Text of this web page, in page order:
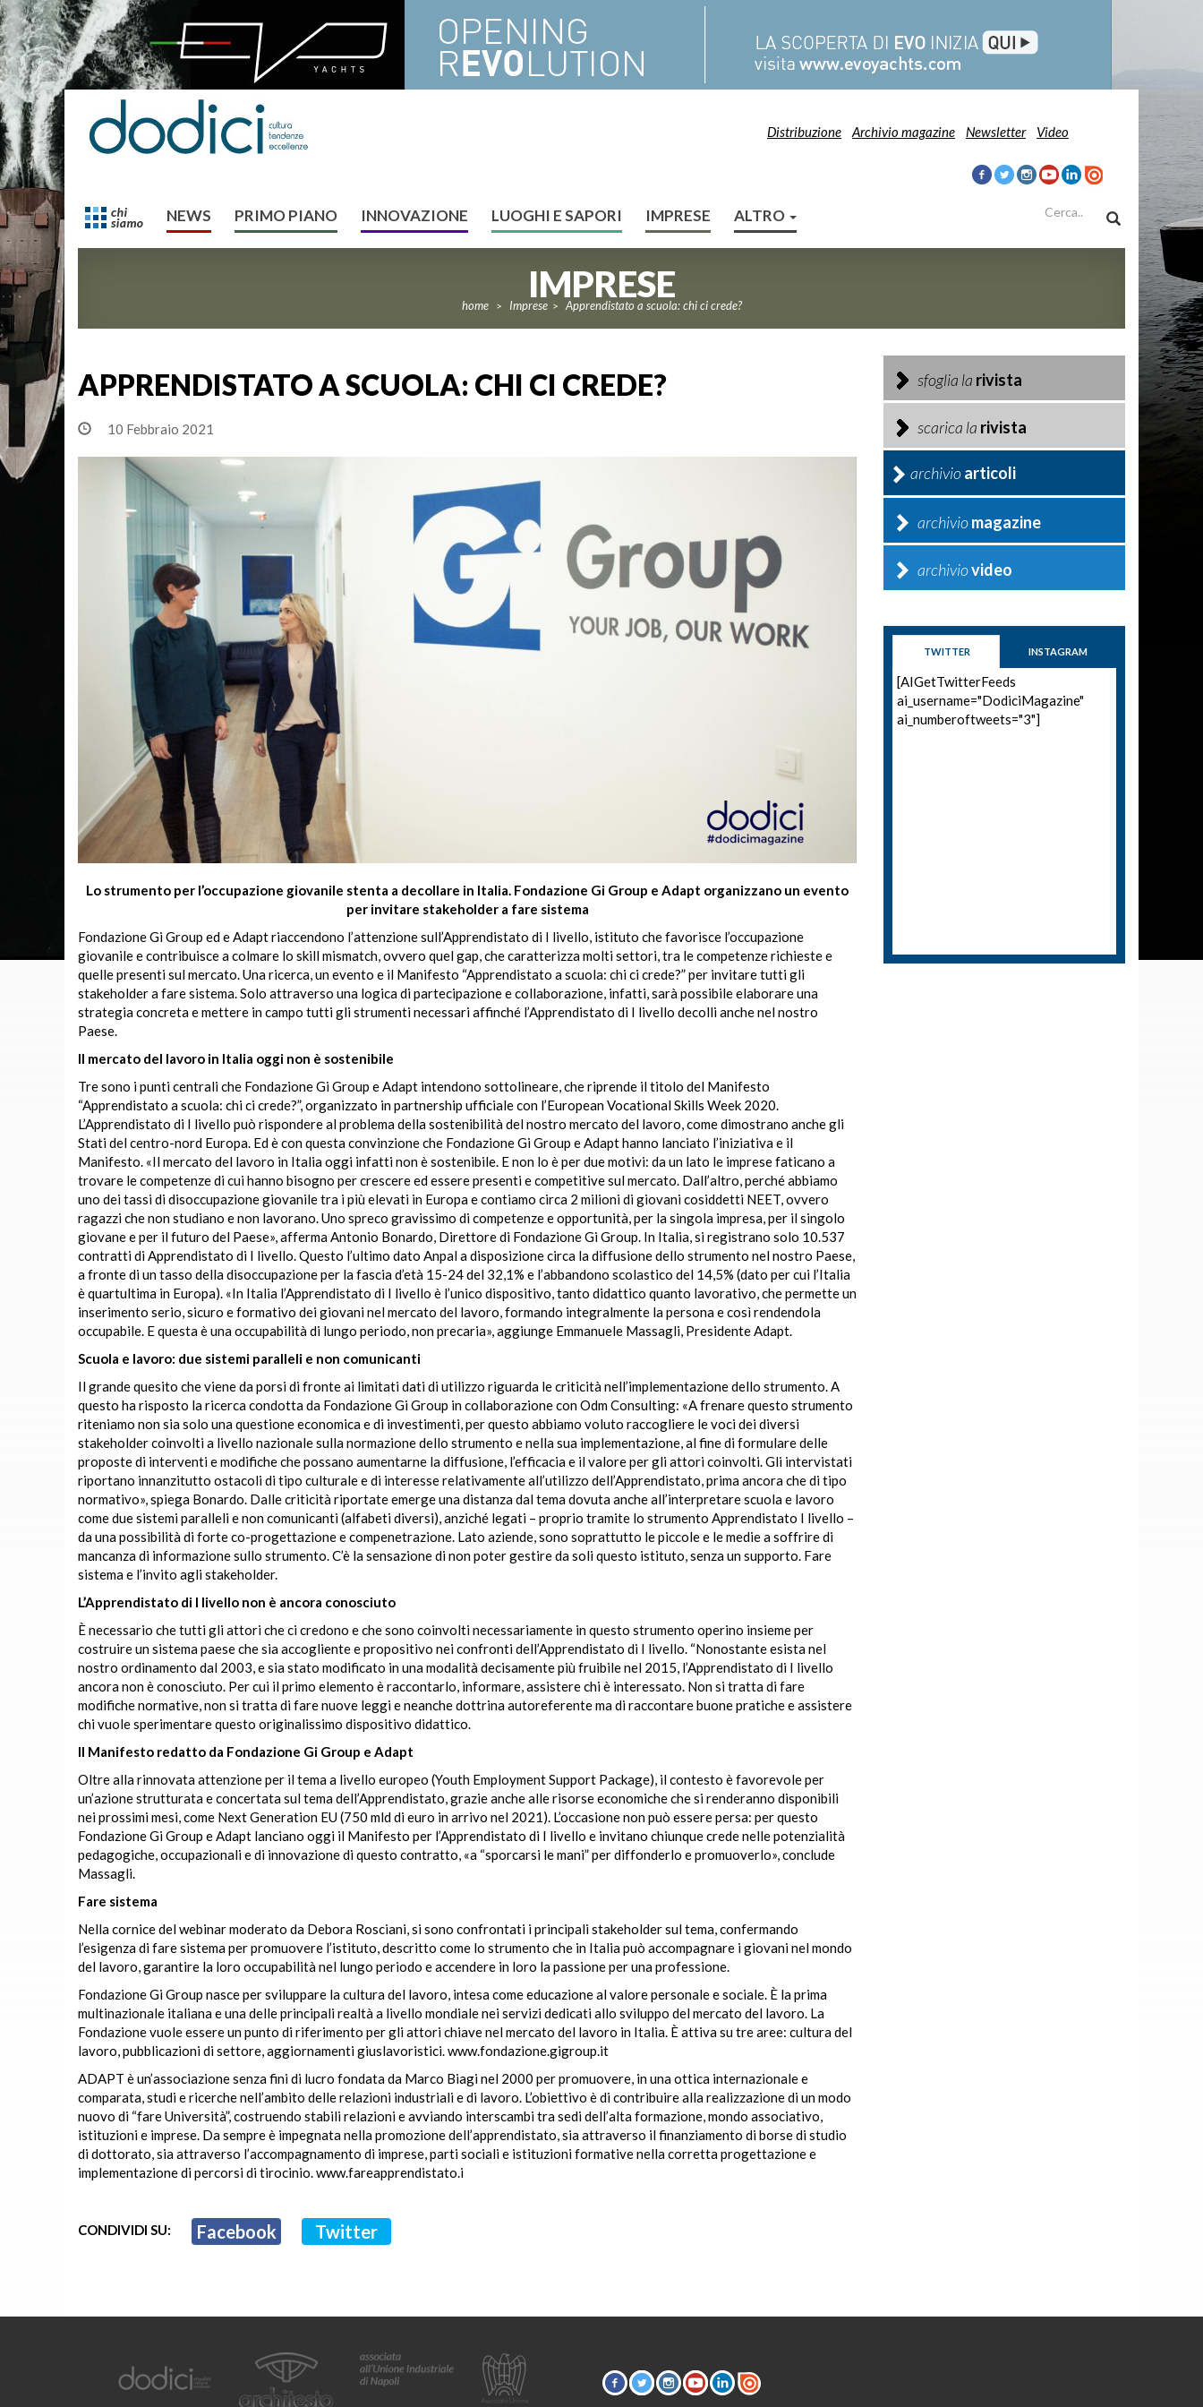
Distribuzione Archivio magazine Newsletter Video
NEWS PRIMO PIANO INNOVAZIONE LUOGHI E SAPORI IMPRESE ALTRO
IMPRESE
home > Imprese > Apprendistato a scuola: chi ci crede?
APPRENDISTATO A SCUOLA: CHI CI CREDE?
10 Febbraio 2021
Lo strumento per l’occupazione giovanile stenta a decollare in Italia. Fondazione Gi Group e Adapt organizzano un evento
per invitare stakeholder a fare sistema
Fondazione Gi Group ed e Adapt riaccendono l’attenzione sull’Apprendistato di I livello, istituto che favorisce l’occupazione
giovanile e contribuisce a colmare lo skill mismatch, ovvero quel gap, che caratterizza molti settori, tra le competenze richieste e
quelle presenti sul mercato. Una ricerca, un evento e il Manifesto “Apprendistato a scuola: chi ci crede?” per invitare tutti gli
stakeholder a fare sistema. Solo attraverso una logica di partecipazione e collaborazione, infatti, sarà possibile elaborare una
strategia concreta e mettere in campo tutti gli strumenti necessari affinché l’Apprendistato di I livello decolli anche nel nostro
Paese.
Il mercato del lavoro in Italia oggi non è sostenibile
Tre sono i punti centrali che Fondazione Gi Group e Adapt intendono sottolineare, che riprende il titolo del Manifesto
“Apprendistato a scuola: chi ci crede?”, organizzato in partnership ufficiale con l’European Vocational Skills Week 2020.
L’Apprendistato di I livello può rispondere al problema della sostenibilità del nostro mercato del lavoro, come dimostrano anche gli
Stati del centro-nord Europa. Ed è con questa convinzione che Fondazione Gi Group e Adapt hanno lanciato l’iniziativa e il
Manifesto. «Il mercato del lavoro in Italia oggi infatti non è sostenibile. E non lo è per due motivi: da un lato le imprese faticano a
trovare le competenze di cui hanno bisogno per crescere ed essere presenti e competitive sul mercato. Dall’altro, perché abbiamo
uno dei tassi di disoccupazione giovanile tra i più elevati in Europa e contiamo circa 2 milioni di giovani cosiddetti NEET, ovvero
ragazzi che non studiano e non lavorano. Uno spreco gravissimo di competenze e opportunità, per la singola impresa, per il singolo
giovane e per il futuro del Paese», afferma Antonio Bonardo, Direttore di Fondazione Gi Group. In Italia, si registrano solo 10.537
contratti di Apprendistato di I livello. Questo l’ultimo dato Anpal a disposizione circa la diffusione dello strumento nel nostro Paese,
a fronte di un tasso della disoccupazione per la fascia d’età 15-24 del 32,1% e l’abbandono scolastico del 14,5% (dato per cui l’Italia
è quartultima in Europa). «In Italia l’Apprendistato di I livello è l’unico dispositivo, tanto didattico quanto lavorativo, che permette un
inserimento serio, sicuro e formativo dei giovani nel mercato del lavoro, formando integralmente la persona e così rendendola
occupabile. E questa è una occupabilità di lungo periodo, non precaria», aggiunge Emmanuele Massagli, Presidente Adapt.
Scuola e lavoro: due sistemi paralleli e non comunicanti
Il grande quesito che viene da porsi di fronte ai limitati dati di utilizzo riguarda le criticità nell’implementazione dello strumento. A
questo ha risposto la ricerca condotta da Fondazione Gi Group in collaborazione con Odm Consulting: «A frenare questo strumento
riteniamo non sia solo una questione economica e di investimenti, per questo abbiamo voluto raccogliere le voci dei diversi
stakeholder coinvolti a livello nazionale sulla normazione dello strumento e nella sua implementazione, al fine di formulare delle
proposte di interventi e modifiche che possano aumentarne la diffusione, l’efficacia e il valore per gli attori coinvolti. Gli intervistati
riportano innanzitutto ostacoli di tipo culturale e di interesse relativamente all’utilizzo dell’Apprendistato, prima ancora che di tipo
normativo», spiega Bonardo. Dalle criticità riportate emerge una distanza dal tema dovuta anche all’interpretare scuola e lavoro
come due sistemi paralleli e non comunicanti (alfabeti diversi), anziché legati – proprio tramite lo strumento Apprendistato I livello –
da una possibilità di forte co-progettazione e compenetrazione. Lato aziende, sono soprattutto le piccole e le medie a soffrire di
mancanza di informazione sullo strumento. C’è la sensazione di non poter gestire da soli questo istituto, senza un supporto. Fare
sistema e l’invito agli stakeholder.
L’Apprendistato di I livello non è ancora conosciuto
È necessario che tutti gli attori che ci credono e che sono coinvolti necessariamente in questo strumento operino insieme per
costruire un sistema paese che sia accogliente e propositivo nei confronti dell’Apprendistato di I livello. “Nonostante esista nel
nostro ordinamento dal 2003, e sia stato modificato in una modalità decisamente più fruibile nel 2015, l’Apprendistato di I livello
ancora non è conosciuto. Per cui il primo elemento è raccontarlo, informare, assistere chi è interessato. Non si tratta di fare
modifiche normative, non si tratta di fare nuove leggi e neanche dottrina autoreferente ma di raccontare buone pratiche e assistere
chi vuole sperimentare questo originalissimo dispositivo didattico.
Il Manifesto redatto da Fondazione Gi Group e Adapt
Oltre alla rinnovata attenzione per il tema a livello europeo (Youth Employment Support Package), il contesto è favorevole per
un’azione strutturata e concertata sul tema dell’Apprendistato, grazie anche alle risorse economiche che si renderanno disponibili
nei prossimi mesi, come Next Generation EU (750 mld di euro in arrivo nel 2021). L’occasione non può essere persa: per questo
Fondazione Gi Group e Adapt lanciano oggi il Manifesto per l’Apprendistato di I livello e invitano chiunque crede nelle potenzialità
pedagogiche, occupazionali e di innovazione di questo contratto, «a “sporcarsi le mani” per diffonderlo e promuoverlo», conclude
Massagli.
Fare sistema
Nella cornice del webinar moderato da Debora Rosciani, si sono confrontati i principali stakeholder sul tema, confermando
l’esigenza di fare sistema per promuovere l’istituto, descritto come lo strumento che in Italia può accompagnare i giovani nel mondo
del lavoro, garantire la loro occupabilità nel lungo periodo e accendere in loro la passione per una professione.
Fondazione Gi Group nasce per sviluppare la cultura del lavoro, intesa come educazione al valore personale e sociale. È la prima
multinazionale italiana e una delle principali realtà a livello mondiale nei servizi dedicati allo sviluppo del mercato del lavoro. La
Fondazione vuole essere un punto di riferimento per gli attori chiave nel mercato del lavoro in Italia. È attiva su tre aree: cultura del
lavoro, pubblicazioni di settore, aggiornamenti giuslavoristici. www.fondazione.gigroup.it
ADAPT è un’associazione senza fini di lucro fondata da Marco Biagi nel 2000 per promuovere, in una ottica internazionale e
comparata, studi e ricerche nell’ambito delle relazioni industriali e di lavoro. L’obiettivo è di contribuire alla realizzazione di un modo
nuovo di “fare Università”, costruendo stabili relazioni e avviando interscambi tra sedi dell’alta formazione, mondo associativo,
istituzioni e imprese. Da sempre è impegnata nella promozione dell’apprendistato, sia attraverso il finanziamento di borse di studio
di dottorato, sia attraverso l’accompagnamento di imprese, parti sociali e istituzioni formative nella corretta progettazione e
implementazione di percorsi di tirocinio. www.fareapprendistato.i
CONDIVIDI SU: Facebook Twitter
sfoglia la rivista
scarica la rivista
archivioarticoli
archiviomagazine
archiviovideo
TWITTER INSTAGRAM
[AIGetTwitterFeeds
ai_username="DodiciMagazine"
ai_numberoftweets="3"]